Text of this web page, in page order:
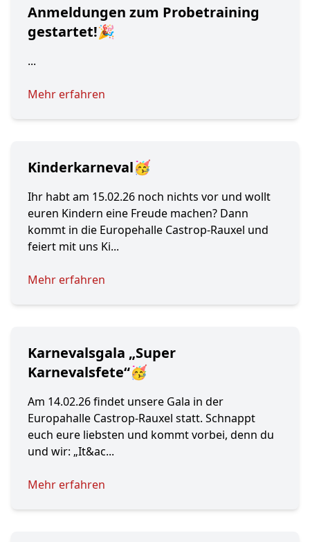
Anmeldungen zum Probetraining
gestartet!🎉
...
Mehr erfahren
Kinderkarneval🥳
Ihr habt am 15.02.26 noch nichts vor und wollt
euren Kindern eine Freude machen? Dann
kommt in die Europehalle Castrop-Rauxel und
feiert mit uns Ki...
Mehr erfahren
Karnevalsgala „Super
Karnevalsfete“🥳
Am 14.02.26 findet unsere Gala in der
Europahalle Castrop-Rauxel statt. Schnappt
euch eure liebsten und kommt vorbei, denn du
und wir: „It&ac...
Mehr erfahren